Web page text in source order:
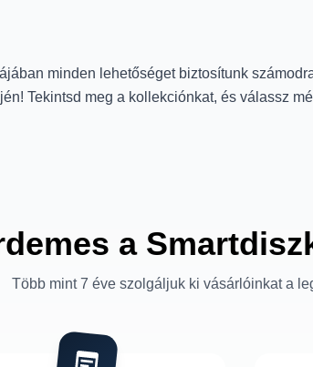
minden lehetőséget biztosítunk
Tekintsd meg a kollekciónkat, és válassz
a
Több mint 7 éve szolgáljuk ki vásárlóinkat a